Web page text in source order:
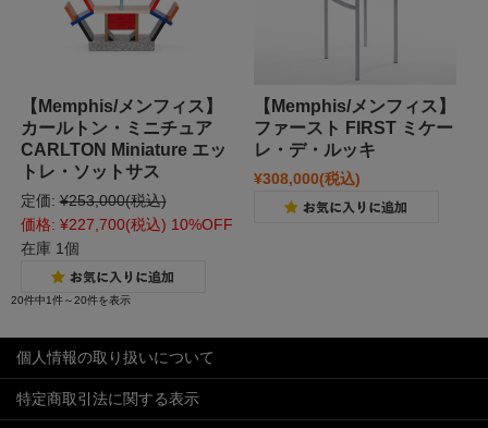
【Memphis/メンフィス】
カールトン・ミニチュア
CARLTON Miniature エッ
トレ・ソットサス
定価: ¥253,000(税込)
価格: ¥227,700(税込) 10%OFF
在庫 1個
【Memphis/メンフィス】
ファースト FIRST ミケー
レ・デ・ルッキ
¥308,000(税込)
20件中1件～20件を表示
個人情報の取り扱いについて
特定商取引法に関する表示